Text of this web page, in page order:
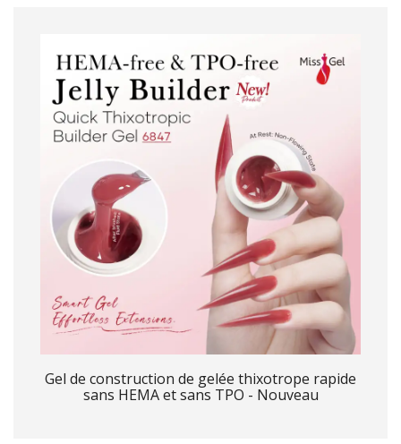
Gel de construction de gelée thixotrope rapide
sans HEMA et sans TPO - Nouveau